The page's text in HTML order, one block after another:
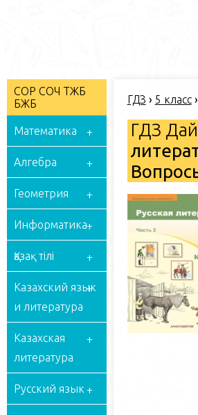
СОР СОЧ ТЖБ
БЖБ
Математика
Алгебра
Геометрия
Информатика
Қазақ тілі
Казахский язык
и литература
Казахская
литература
Русский язык
ГДЗ › 5 класс›
ГДЗ